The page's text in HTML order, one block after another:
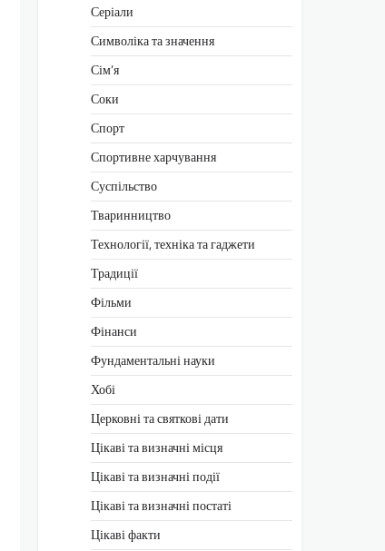
Серіали
Символіка та значення
Сім’я
Соки
Спорт
Спортивне харчування
Суспільство
Тваринництво
Технології, техніка та гаджети
Традиції
Фільми
Фінанси
Фундаментальні науки
Хобі
Церковні та святкові дати
Цікаві та визначні місця
Цікаві та визначні події
Цікаві та визначні постаті
Цікаві факти